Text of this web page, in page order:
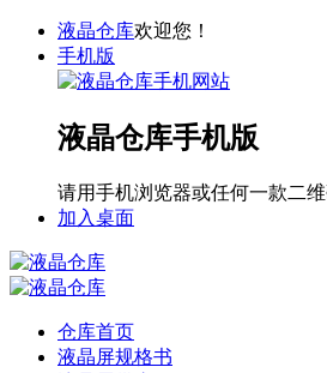
液晶仓库欢迎您！
手机版
液晶仓库手机版
请用手机浏览器或任何一款二
加入桌面
仓库首页
液晶屏规格书